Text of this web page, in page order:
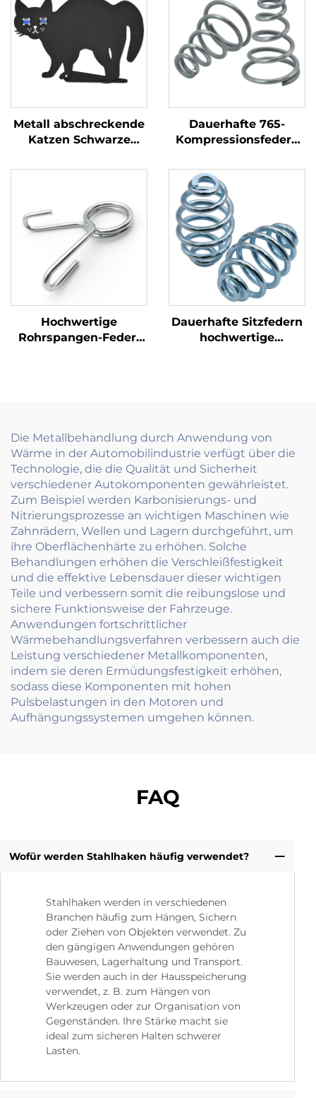
Metall abschreckende
Katzen Schwarze
reflektierenden
Dauerhafte 765-
Kompressionsfedern
Metallfedern für
industrielle
Anwendungen
Hochwertige
Rohrspangen-Feder-
Dauerhafte Sitzfedern
hochwertige
Die Metallbehandlung durch Anwendung von
Wärme in der Automobilindustrie verfügt über die
Technologie, die die Qualität und Sicherheit
verschiedener Autokomponenten gewährleistet.
Zum Beispiel werden Karbonisierungs- und
Nitrierungsprozesse an wichtigen Maschinen wie
Zahnrädern, Wellen und Lagern durchgeführt, um
ihre Oberflächenhärte zu erhöhen. Solche
Behandlungen erhöhen die Verschleißfestigkeit
und die effektive Lebensdauer dieser wichtigen
Teile und verbessern somit die reibungslose und
sichere Funktionsweise der Fahrzeuge.
Anwendungen fortschrittlicher
Wärmebehandlungsverfahren verbessern auch die
Leistung verschiedener Metallkomponenten,
indem sie deren Ermüdungsfestigkeit erhöhen,
sodass diese Komponenten mit hohen
Pulsbelastungen in den Motoren und
Aufhängungssystemen umgehen können.
FAQ
Wofür werden Stahlhaken häufig verwendet?
Stahlhaken werden in verschiedenen
Branchen häufig zum Hängen, Sichern
oder Ziehen von Objekten verwendet. Zu
den gängigen Anwendungen gehören
Bauwesen, Lagerhaltung und Transport.
Sie werden auch in der Hausspeicherung
verwendet, z. B. zum Hängen von
Werkzeugen oder zur Organisation von
Gegenständen. Ihre Stärke macht sie
ideal zum sicheren Halten schwerer
Lasten.